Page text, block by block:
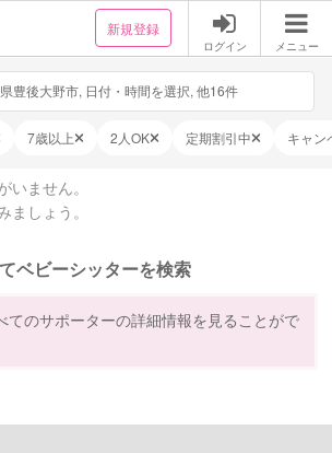
新規登録
ログイン メニュー
豊後大野市, 日付・時間を選択, 他16件
7歳以上 2人OK 定期割引中 キャン
ません。
しょう。
ベビーシッターを検索
てのサポーターの詳細情報を見ることがで